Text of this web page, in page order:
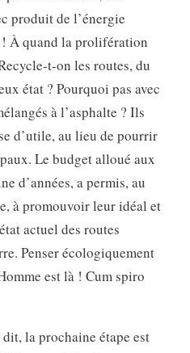
produit de l’énergie
À quand la prolifération
t-on les routes, du
état ? Pourquoi pas avec
à l’asphalte ? Ils
d’utile, au lieu de pourrir
Le budget alloué aux
d’années, a permis, au
à promouvoir leur idéal et
actuel des routes
Penser écologiquement
est là ! Cum spiro
la prochaine étape est